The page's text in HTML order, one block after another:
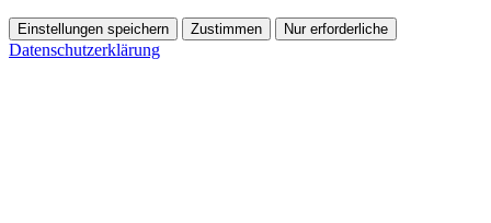
Einstellungen speichern Zustimmen Nur erforderliche
Datenschutzerklärung